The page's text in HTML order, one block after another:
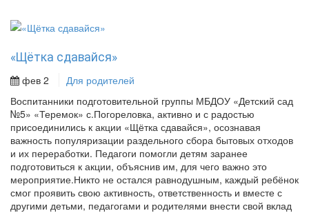
«Щётка сдавайся»
фев 2
Для родителей
Воспитанники подготовительной группы МБДОУ «Детский сад
№5» «Теремок» с.Погореловка, активно и с радостью
присоединились к акции «Щётка сдавайся», осознавая
важность популяризации раздельного сбора бытовых отходов
и их переработки. Педагоги помогли детям заранее
подготовиться к акции, объяснив им, для чего важно это
мероприятие.Никто не остался равнодушным, каждый ребёнок
смог проявить свою активность, ответственность и вместе с
другими детьми, педагогами и родителями внести свой вклад